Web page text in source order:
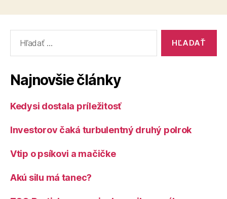
Najnovšie články
Kedysi dostala príležitosť
Investorov čaká turbulentný druhý polrok
Vtip o psíkovi a mačičke
Akú silu má tanec?